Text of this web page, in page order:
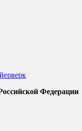
Федерации